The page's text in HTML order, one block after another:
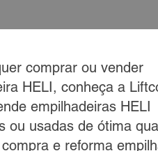
comprar ou vender
HELI, conheça a
empilhadeiras HELI
ou usadas de ótima
e reforma